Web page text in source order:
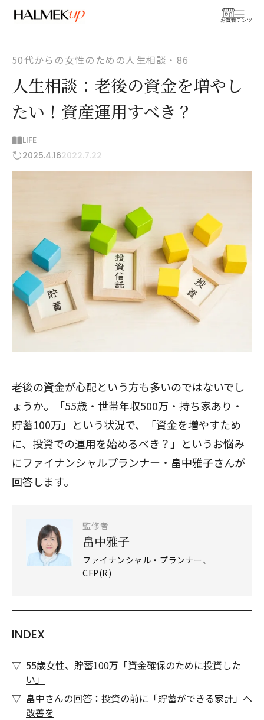
お買物
コンテンツ
50代からの女性のための人生相談・86
人生相談：老後の資金を増やし
たい！資産運用すべき？
LIFE
2025.4.162022.7.22
老後の資金が心配という方も多いのではないでし
ょうか。「55歳・世帯年収500万・持ち家あり・
貯蓄100万」という状況で、「資金を増やすため
に、投資での運用を始めるべき？」というお悩み
にファイナンシャルプランナー・畠中雅子さんが
回答します。
監修者
畠中雅子
ファイナンシャル・プランナー、
CFP(R)
INDEX
55歳女性、貯蓄100万「資金確保のために投資した
い」
畠中さんの回答：投資の前に「貯蓄ができる家計」へ
改善を